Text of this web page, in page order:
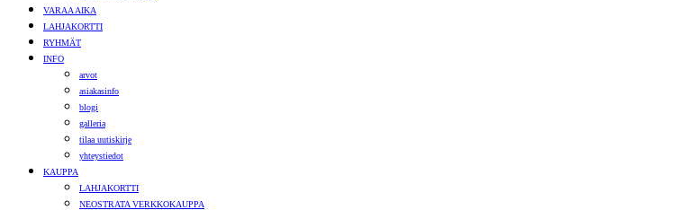
VARAA AIKA
LAHJAKORTTI
RYHMÄT
INFO
arvot
asiakasinfo
blogi
galleria
tilaa uutiskirje
yhteystiedot
KAUPPA
LAHJAKORTTI
NEOSTRATA VERKKOKAUPPA